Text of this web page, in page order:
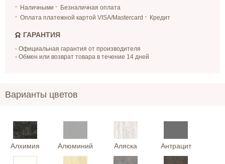
Наличными
Безналичная оплата
Оплата платежной картой VISA/Mastercard
Кредит
ГАРАНТИЯ
- Официальная гарантия от производителя
- Обмен или возврат товара в течение 14 дней
Варианты цветов
Алхимия Алюминий Аляска Антрацит